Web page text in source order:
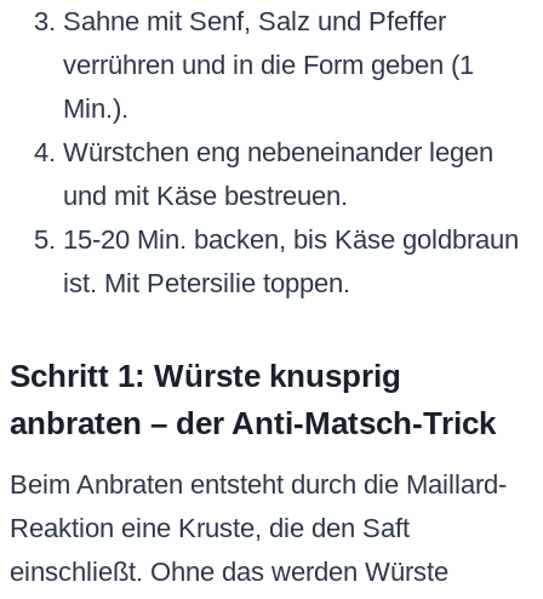
Sahne mit Senf, Salz und Pfeffer
verrühren und in die Form geben (1
Min.).
Würstchen eng nebeneinander legen
und mit Käse bestreuen.
15-20 Min. backen, bis Käse goldbraun
ist. Mit Petersilie toppen.
Schritt 1: Würste knusprig
anbraten – der Anti-Matsch-Trick
Beim Anbraten entsteht durch die Maillard-
Reaktion eine Kruste, die den Saft
einschließt. Ohne das werden Würste